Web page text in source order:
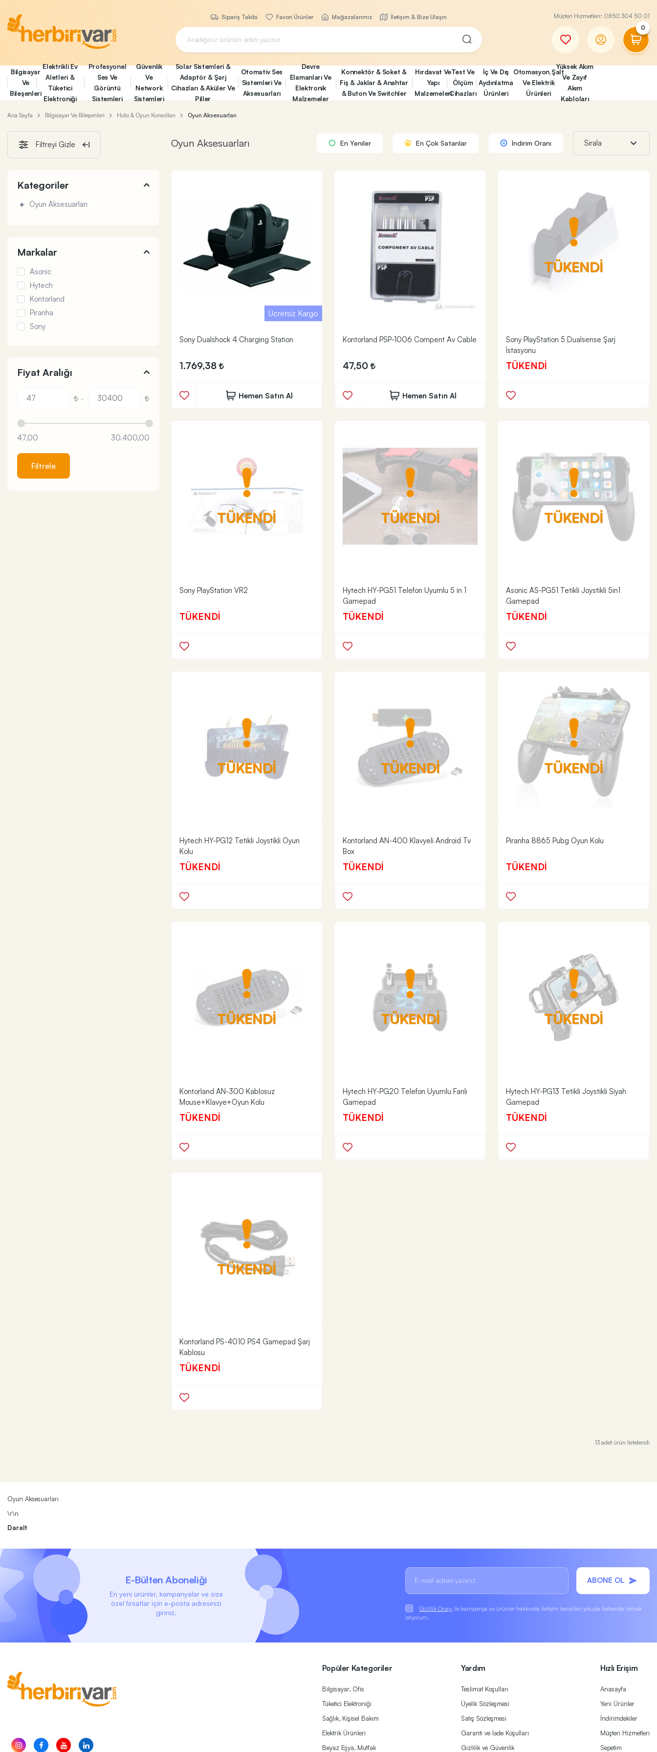
Sipariş Takibi Favori Ürünler Mağazalarımız İletişim & Bize Ulaşın Müşteri Hizmetleri: 0850 304 50 01
0
Bilgisayar
Ve
Bileşenleri
Elektrikli Ev
Aletleri &
Tüketici
Elektroniği
Profesyonel
Ses Ve
Görüntü
Sistemleri
Güvenlik
Ve
Network
Sistemleri
Solar Sistemleri &
Adaptör & Şarj
Cihazları & Aküler Ve
Piller
Otomativ Ses
Sistemleri Ve
Aksesuarları
Devre
Elamanları Ve
Elektronik
Malzemeler
Konnektör & Soket &
Fiş & Jaklar & Anahtar
& Buton Ve Switchler
Hırdavat Ve
Yapı
Malzemeleri
Test Ve
Ölçüm
Cihazları
İç Ve Dış
Aydınlatma
Ürünleri
Otomasyon,Şalt
Ve Elektrik
Ürünleri
Yüksek Akım
Ve Zayıf
Akım
Kabloları
Ana Sayfa Bilgisayar Ve Bileşenleri Hobi & Oyun Konsolları Oyun Aksesuarları
Kategoriler
Oyun Aksesuarları
Markalar
Asonic
Hytech
Kontorland
Piranha
Sony
Fiyat Aralığı
-
47,00 30.400,00
Filtrele
Filtreyi Gizle İndirim Oranı
En Çok Satanlar
En Yeniler
Oyun Aksesuarları
Ücretsiz Kargo
Sony Dualshock 4 Charging Station
1.769,38
Hemen Satın Al
Kontorland PSP-1006 Compent Av Cable
47,50
Hemen Satın Al
TÜKENDİ
Sony PlayStation 5 Dualsense Şarj
İstasyonu
TÜKENDİ
TÜKENDİ
Sony PlayStation VR2
TÜKENDİ
TÜKENDİ
Hytech HY-PG51 Telefon Uyumlu 5 in 1
Gamepad
TÜKENDİ
TÜKENDİ
Asonic AS-PG51 Tetikli Joystikli 5in1
Gamepad
TÜKENDİ
TÜKENDİ
Hytech HY-PG12 Tetikli Joystikli Oyun
Kolu
TÜKENDİ
TÜKENDİ
Kontorland AN-400 Klavyeli Android Tv
Box
TÜKENDİ
TÜKENDİ
Piranha 8865 Pubg Oyun Kolu
TÜKENDİ
TÜKENDİ
Kontorland AN-300 Kablosuz
Mouse+Klavye+Oyun Kolu
TÜKENDİ
TÜKENDİ
Hytech HY-PG20 Telefon Uyumlu Fanlı
Gamepad
TÜKENDİ
TÜKENDİ
Hytech HY-PG13 Tetikli Joystikli Siyah
Gamepad
TÜKENDİ
TÜKENDİ
Kontorland PS-4010 PS4 Gamepad Şarj
Kablosu
TÜKENDİ
13 adet ürün listelendi
Oyun Aksesuarları
\r\n
Daralt
E-Bülten Aboneliği
En yeni ürünler, kampanyalar ve size
özel fırsatlar için e-posta adresinizi
giriniz.
ABONE OL
Gizlilik Onayı ile kampanya ve ürünler hakkında iletişim kanalları yoluyla haberdar olmak
istiyorum.
Popüler Kategoriler
Bilgisayar, Ofis
Tüketici Elektroniği
Sağlık, Kişisel Bakım
Elektrik Ürünleri
Beyaz Eşya, Mutfak
Yardım
Teslimat Koşulları
Üyelik Sözleşmesi
Satış Sözleşmesi
Garanti ve İade Koşulları
Gizlilik ve Güvenlik
Hızlı Erişim
Anasayfa
Yeni Ürünler
İndirimdekiler
Müşteri Hizmetleri
Sepetim